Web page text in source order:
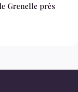
Grenelle près